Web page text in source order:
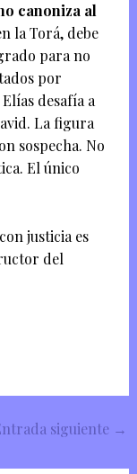
canoniza al
la Torá, debe
para no
por
desafía a
La figura
sospecha. No
El único
justicia es
del
siguiente →